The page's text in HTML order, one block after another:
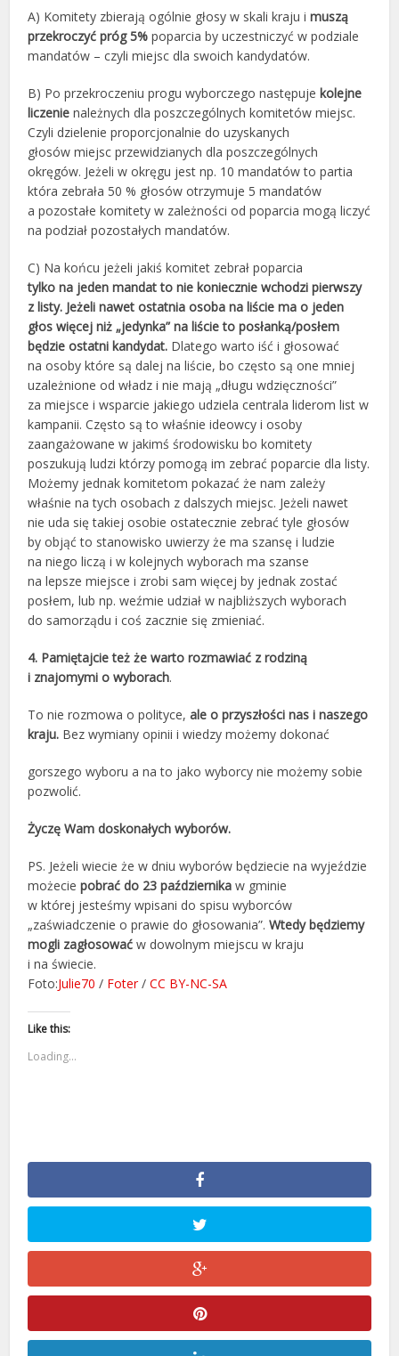
A) Komitety zbierają ogólnie głosy w skali kraju imuszą
przekroczyć próg 5% poparcia by uczestniczyć w podziale
mandatów – czyli miejsc dla swoich kandydatów.
B) Po przekroczeniu progu wyborczego następuje kolejne
liczenienależnych dla poszczególnych komitetów miejsc.
Czyli dzielenie proporcjonalnie do uzyskanych
głosów miejsc przewidzianych dla poszczególnych
okręgów. Jeżeli w okręgu jest np. 10 mandatów to partia
która zebrała 50 % głosów otrzymuje 5 mandatów
a pozostałe komitety w zależności od poparcia mogą liczyć
na podział pozostałych mandatów.
C) Na końcu jeżeli jakiś komitet zebrał poparcia
tylko na jeden mandat to nie koniecznie wchodzi pierwszy
z listy. Jeżeli nawet ostatnia osoba na liście ma o jeden
głos więcej niż „jedynka” na liście to posłanką/posłem
będzie ostatni kandydat. Dlatego warto iść i głosować
na osoby które są dalej na liście, bo często są one mniej
uzależnione od władz i nie mają „długu wdzięczności”
za miejsce i wsparcie jakiego udziela centrala liderom list w
kampanii. Często są to właśnie ideowcy i osoby
zaangażowane w jakimś środowisku bo komitety
poszukują ludzi którzy pomogą im zebrać poparcie dla listy.
Możemy jednak komitetom pokazać że nam zależy
właśnie na tych osobach z dalszych miejsc. Jeżeli nawet
nie uda się takiej osobie ostatecznie zebrać tyle głosów
by objąć to stanowisko uwierzy że ma szansę i ludzie
na niego liczą i w kolejnych wyborach ma szanse
na lepsze miejsce i zrobi sam więcej by jednak zostać
posłem, lub np. weźmie udział w najbliższych wyborach
do samorządu i coś zacznie się zmieniać.
4. Pamiętajcie też że warto rozmawiać z rodziną
i znajomymi o wyborach.
To nie rozmowa o polityce,ale o przyszłości nas i naszego
kraju. Bez wymiany opinii i wiedzy możemy dokonać
gorszego wyboru a na to jako wyborcy nie możemy sobie
pozwolić.
Życzę Wam doskonałych wyborów.
PS. Jeżeli wiecie że w dniu wyborów będziecie na wyjeździe
możeciepobrać do 23 października w gminie
w której jesteśmy wpisani do spisu wyborców
„zaświadczenie o prawie do głosowania”.Wtedy będziemy
mogli zagłosować w dowolnym miejscu w kraju
i na świecie.
Foto:Julie70 / Foter/CC BY-NC-SA
Like this:
Loading...